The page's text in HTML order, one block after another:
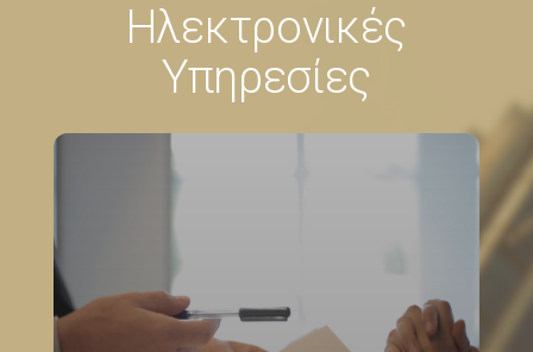
Ηλεκτρονικές
Υπηρεσίες